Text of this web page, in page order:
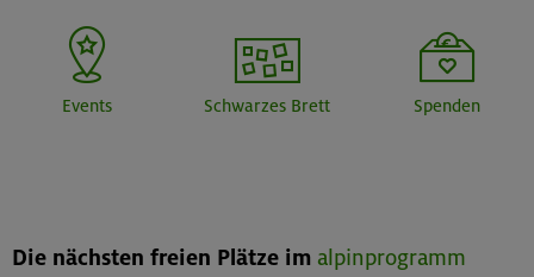
Events Schwarzes Brett Spenden
Die nächsten freien Plätze im alpinprogramm